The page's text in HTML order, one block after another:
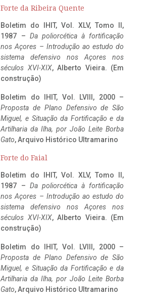
Forte da Ribeira Quente
Boletim do IHIT, Vol. XLV, Tomo II,
1987 – Da poliorcética à fortificação
nos Açores – Introdução ao estudo do
sistema defensivo nos Açores nos
séculos XVI-XIX, Alberto Vieira. (Em
construção)
Boletim do IHIT, Vol. LVIII, 2000 –
Proposta de Plano Defensivo de São
Miguel, e Situação da Fortificação e da
Artilharia da Ilha, por João Leite Borba
Gato, Arquivo Histórico Ultramarino
Forte do Faial
Boletim do IHIT, Vol. XLV, Tomo II,
1987 – Da poliorcética à fortificação
nos Açores – Introdução ao estudo do
sistema defensivo nos Açores nos
séculos XVI-XIX, Alberto Vieira. (Em
construção)
Boletim do IHIT, Vol. LVIII, 2000 –
Proposta de Plano Defensivo de São
Miguel, e Situação da Fortificação e da
Artilharia da Ilha, por João Leite Borba
Gato, Arquivo Histórico Ultramarino